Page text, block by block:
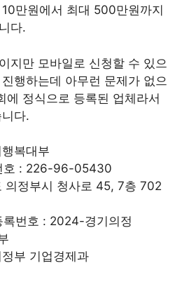
만원에서 최대 500만원까지
다.
지만 모바일로 신청할 수 있으
행하는데 아무런 문제가 없으
에 정식으로 등록된 업체라서
다.
복대부
호 : 226-96-05430
의정부시 청사로 45, 7층 702
록번호 : 2024-경기의정
부 기업경제과